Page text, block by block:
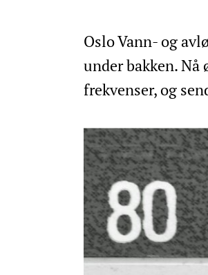
Oslo Vann- og
under bakken.
frekvenser, og